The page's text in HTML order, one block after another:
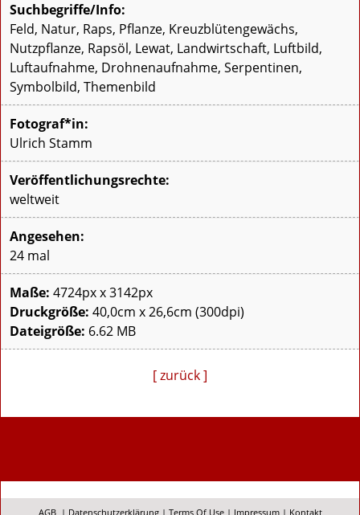
Suchbegriffe/Info:
Feld, Natur, Raps, Pflanze, Kreuzblütengewächs,
Nutzpflanze, Rapsöl, Lewat, Landwirtschaft, Luftbild,
Luftaufnahme, Drohnenaufnahme, Serpentinen,
Symbolbild, Themenbild
Fotograf*in:
Ulrich Stamm
Veröffentlichungsrechte:
weltweit
Angesehen:
24 mal
Maße: 4724px x 3142px
Druckgröße: 40,0cm x 26,6cm (300dpi)
Dateigröße: 6.62 MB
[ zurück ]
AGB | Datenschutzerklärung| Terms Of Use| Impressum| Kontakt